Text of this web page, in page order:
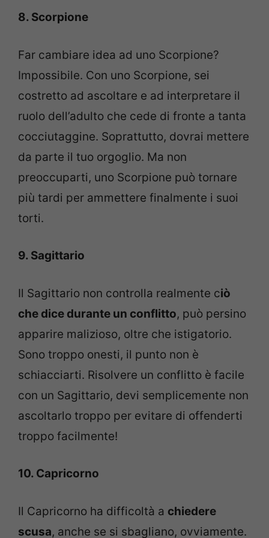
8. Scorpione
Far cambiare idea ad uno Scorpione?
Impossibile. Con uno Scorpione, sei
costretto ad ascoltare e ad interpretare il
ruolo dell’adulto che cede di fronte a tanta
cocciutaggine. Soprattutto, dovrai mettere
da parte il tuo orgoglio. Ma non
preoccuparti, uno Scorpione può tornare
più tardi per ammettere finalmente i suoi
torti.
9. Sagittario
Il Sagittario non controlla realmente ciò
che dice durante un conflitto, può persino
apparire malizioso, oltre che istigatorio.
Sono troppo onesti, il punto non è
schiacciarti. Risolvere un conflitto è facile
con un Sagittario, devi semplicemente non
ascoltarlo troppo per evitare di offenderti
troppo facilmente!
10. Capricorno
Il Capricorno ha difficoltà a chiedere
scusa, anche se si sbagliano, ovviamente.